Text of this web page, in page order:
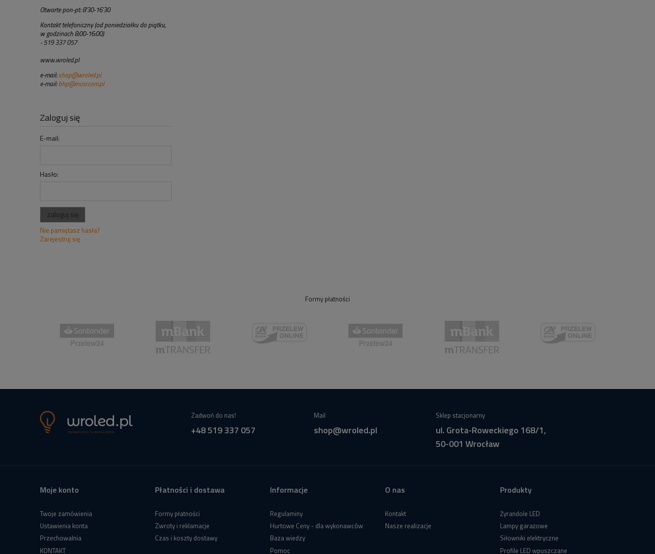
Otwarte pon-pt: 8'30-16'30
Kontakt telefoniczny (od poniedziałku do piątku,
w godzinach 8:00-16:00)
- 519 337 057
www.wroled.pl
e-mail: shop@wroled.pl
e-mail:bhp@incor.com.pl
Zaloguj się
E-mail:
Hasło:
zaloguj się
Nie pamiętasz hasła?
Zarejestruj się
Formy płatności
Zadwoń do nas!
+48 519 337 057
Mail
shop@wroled.pl
Sklep stacjonarny
ul. Grota-Roweckiego 168/1,
50-001 Wrocław
Moje konto
Twoje zamówienia
Ustawienia konta
Przechowalnia
KONTAKT
Płatności i dostawa
Formy płatności
Zwroty i reklamacje
Czas i koszty dostawy
Informacje
Regulaminy
Hurtowe Ceny - dla wykonawców
Baza wiedzy
Pomoc
O nas
Kontakt
Nasze realizacje
Produkty
Żyrandole LED
Lampy garażowe
Siłowniki elektryczne
Profile LED wpuszczane